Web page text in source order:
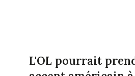
L'OL pourrait